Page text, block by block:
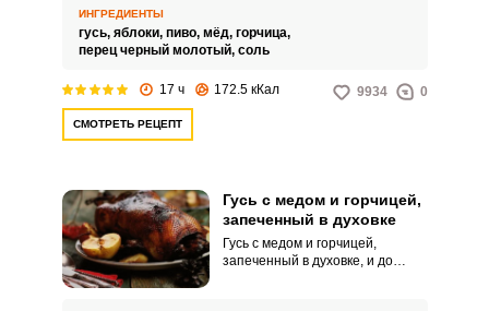
интересный рецепт запекания
гуся с медом в рукаве.
ИНГРЕДИЕНТЫ
гусь, яблоки, пиво, мёд, горчица,
перец черный молотый, соль
17 ч 172.5 кКал 9934 0
СМОТРЕТЬ РЕЦЕПТ
Гусь с медом и горчицей,
запеченный в духовке
Гусь с медом и горчицей,
запеченный в духовке, и до